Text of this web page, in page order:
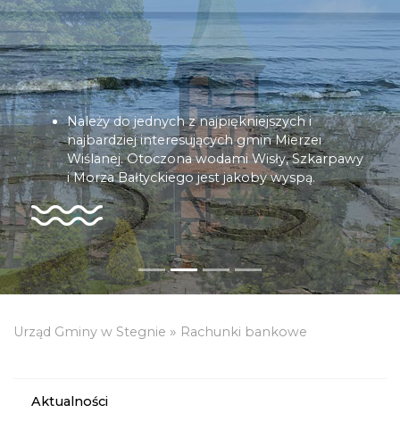
Należy do jednych z najpiękniejszych i
najbardziej interesujących gmin Mierzei
Wiślanej. Otoczona wodami Wisły, Szkarpawy
i Morza Bałtyckiego jest jakoby wyspą.
Urząd Gminy w Stegnie » Rachunki bankowe
Aktualności